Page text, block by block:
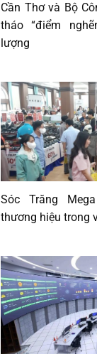
Cần Thơ và Bộ
tháo “điểm
lượng
Sóc Trăng
thương hiệu trong